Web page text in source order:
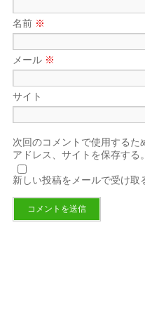
名前 ※
メール ※
サイト
次回のコメントで使用する
アドレス、サイトを保存する。
新しい投稿をメールで受け取